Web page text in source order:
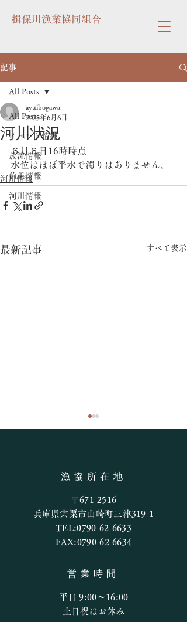
揖保川漁業協同組合
記事
All Posts
イベント情報
放流情報
釣果情報
河川情報
All Posts
河川状況
ayuibogawa
2025年6月6日
６月６日16時時点
水位はほぼ平水で濁りはありません。
河川情報
最新記事 すべて表示
漁協所在地
〒671-2516
兵庫県宍粟市山崎町三津319-1
TEL:0790-62-6633
FAX:0790-62-6634
営業時間
平日 9:00〜16:00
​​土日祝はお休み